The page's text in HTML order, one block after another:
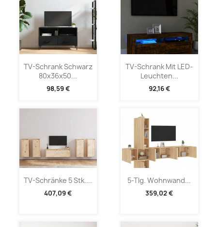
TV-Schrank Schwarz
80x36x50...
98,59 €
TV-Schrank Mit LED-
Leuchten...
92,16 €
TV-Schränke 5 Stk....
407,09 €
5-Tlg. Wohnwand...
359,02 €